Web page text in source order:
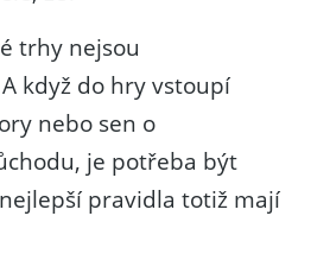
trhy nejsou
když do hry vstoupí
nebo sen o
je potřeba být
pravidla totiž mají